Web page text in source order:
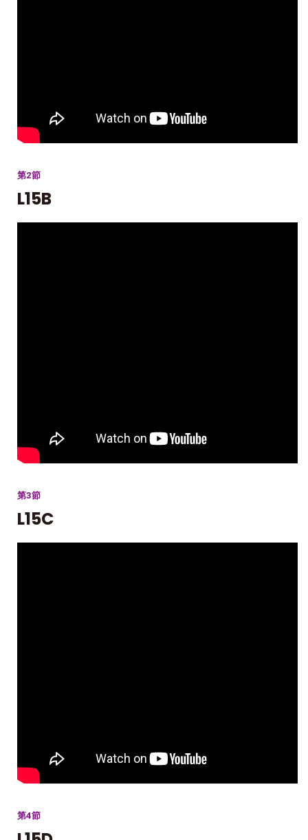
第2節
L15B
第3節
L15C
第4節